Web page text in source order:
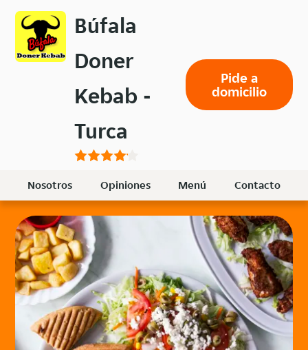
Volver
menú
principal
Búfala
Doner
Kebab -
Turca
Pide a
domicilio
Nosotros Opiniones Menú Contacto